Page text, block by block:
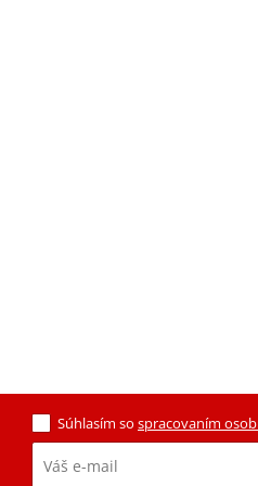
Súhlasím so spracovaním